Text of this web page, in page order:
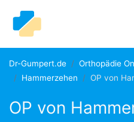
Dr-Gumpert.de Orthopädie
Hammerzehen
OP von
OP von